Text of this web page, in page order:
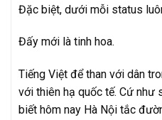
Đặc biệt, dưới mỗi status
Đấy mới là tinh hoa.
Tiếng Việt để than với dân
với thiên hạ quốc tế. Cứ như
biết hôm nay Hà Nội tắc